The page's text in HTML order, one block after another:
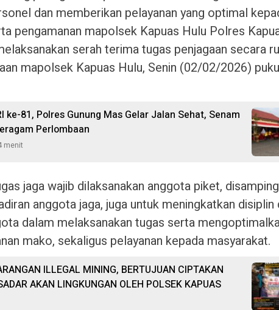
dan memberikan pelayanan yang optimal
pengamanan mapolsek Kapuas Hulu Polres
serah terima tugas penjagaan secara
mapolsek Kapuas Hulu, Senin (02/02/2026)
ke-81, Polres Gunung Mas Gelar Jalan Sehat, Senam
Perlombaan
menit
jaga wajib dilaksanakan anggota piket,
anggota jaga, juga untuk meningkatkan disiplin
dalam melaksanakan tugas serta
mako, sekaligus pelayanan kepada masyarakat.
ILLEGAL MINING, BERTUJUAN CIPTAKAN
AKAN LINGKUNGAN OLEH POLSEK KAPUAS